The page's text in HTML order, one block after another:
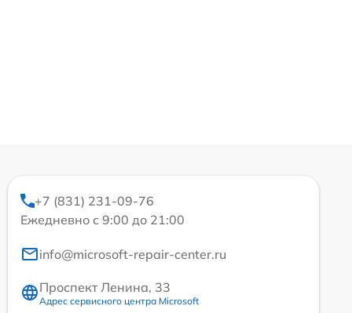
+7 (831) 231-09-76
Ежедневно с 9:00 до 21:00
info@microsoft-repair-center.ru
Проспект Ленина, 33
Адрес сервисного центра Microsoft